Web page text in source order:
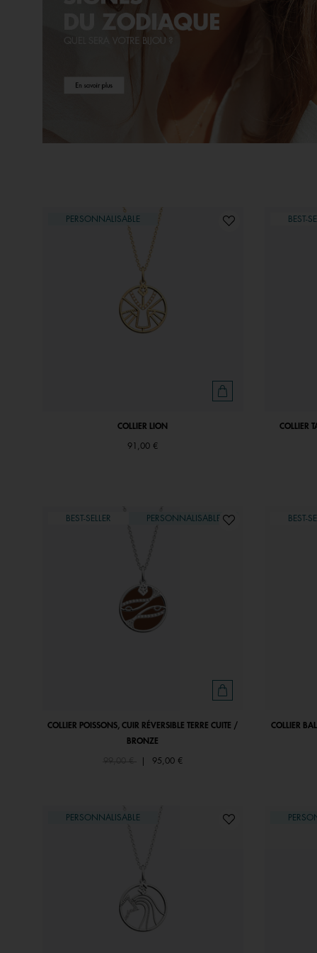
PERSONNALISABLE
COLLIER LION
91,00 €
BEST-
COLLIER
BEST-SELLER PERSONNALISABLE
COLLIER POISSONS, CUIR RÉVERSIBLE TERRE CUITE /
BRONZE
Price reduced from
99,00 €to 95,00 €
BEST-
COLLIER
PERSONNALISABLE